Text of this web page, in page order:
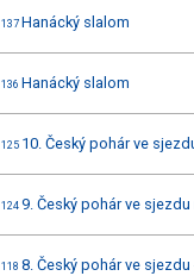
137 Hanácký slalom
136 Hanácký slalom
125 10. Český pohár ve
124 9. Český pohár ve sjezdu
118 8. Český pohár ve